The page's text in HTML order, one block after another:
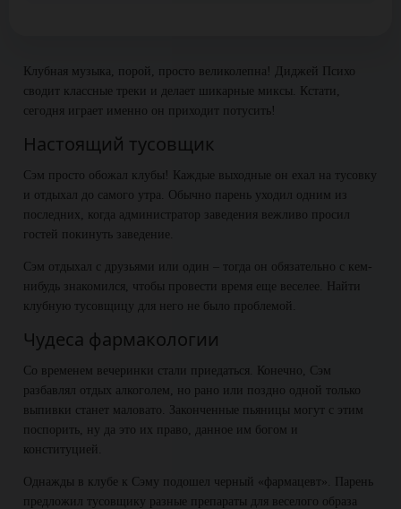
Клубная музыка, порой, просто великолепна! Диджей Психо
сводит классные треки и делает шикарные миксы. Кстати,
сегодня играет именно он приходит потусить!
Настоящий тусовщик
Сэм просто обожал клубы! Каждые выходные он ехал на тусовку
и отдыхал до самого утра. Обычно парень уходил одним из
последних, когда администратор заведения вежливо просил
гостей покинуть заведение.
Сэм отдыхал с друзьями или один – тогда он обязательно с кем-
нибудь знакомился, чтобы провести время еще веселее. Найти
клубную тусовщицу для него не было проблемой.
Чудеса фармакологии
Со временем вечеринки стали приедаться. Конечно, Сэм
разбавлял отдых алкоголем, но рано или поздно одной только
выпивки станет маловато. Законченные пьяницы могут с этим
поспорить, ну да это их право, данное им богом и
конституцией.
Однажды в клубе к Сэму подошел черный «фармацевт». Парень
предложил тусовщику разные препараты для веселого образа